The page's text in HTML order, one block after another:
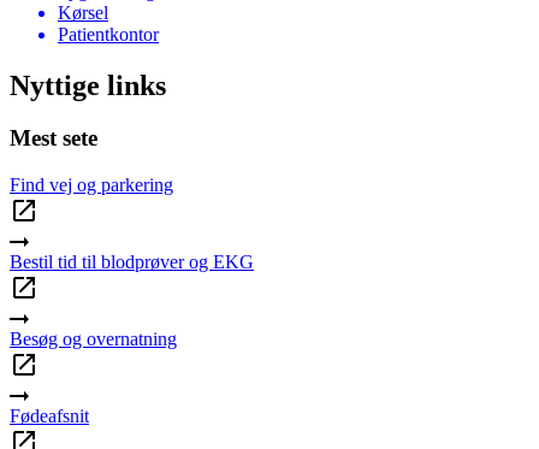
Kørsel
Patientkontor
Nyttige links
Mest sete
Find vej og parkering
Bestil tid til blodprøver og EKG
Besøg og overnatning
Fødeafsnit